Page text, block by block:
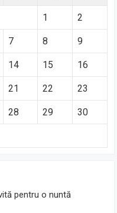
1 2
7 8 9
14 15 16
21 22 23
28 29 30
pentru o nuntă